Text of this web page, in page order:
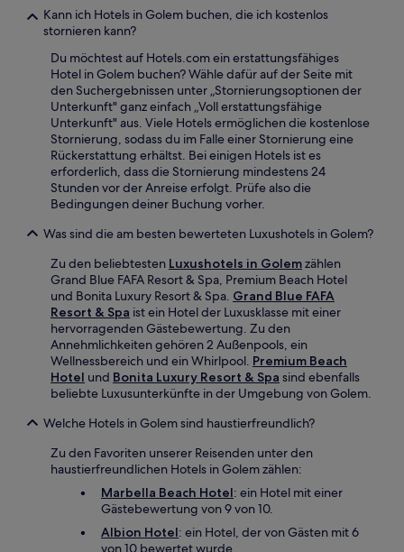
Kann ich Hotels in Golem buchen, die ich kostenlos
stornieren kann?
Du möchtest auf Hotels.com ein erstattungsfähiges
Hotel in Golem buchen? Wähle dafür auf der Seite mit
den Suchergebnissen unter „Stornierungsoptionen der
Unterkunft" ganz einfach „Voll erstattungsfähige
Unterkunft" aus. Viele Hotels ermöglichen die kostenlose
Stornierung, sodass du im Falle einer Stornierung eine
Rückerstattung erhältst. Bei einigen Hotels ist es
erforderlich, dass die Stornierung mindestens 24
Stunden vor der Anreise erfolgt. Prüfe also die
Bedingungen deiner Buchung vorher.
Was sind die am besten bewerteten Luxushotels in Golem?
Zu den beliebtesten Luxushotels in Golemzählen
Grand Blue FAFA Resort & Spa, Premium Beach Hotel
und Bonita Luxury Resort & Spa. Grand Blue FAFA
Resort & Spa ist ein Hotel der Luxusklasse mit einer
hervorragenden Gästebewertung. Zu den
Annehmlichkeiten gehören 2 Außenpools, ein
Wellnessbereich und ein Whirlpool. Premium Beach
Hotel und Bonita Luxury Resort & Spa sind ebenfalls
beliebte Luxusunterkünfte in der Umgebung von Golem.
Welche Hotels in Golem sind haustierfreundlich?
Zu den Favoriten unserer Reisenden unter den
haustierfreundlichen Hotels in Golem zählen:
Marbella Beach Hotel: ein Hotel mit einer
Gästebewertung von 9 von 10.
Albion Hotel: ein Hotel, der von Gästen mit 6
von 10 bewertet wurde.